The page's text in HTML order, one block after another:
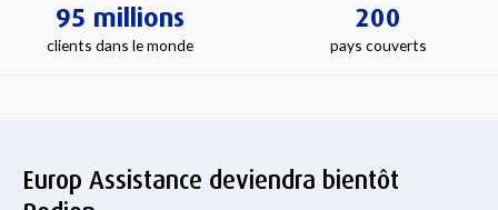
95 millions
clients dans le monde
200
pays couverts
Europ Assistance deviendra bientôt